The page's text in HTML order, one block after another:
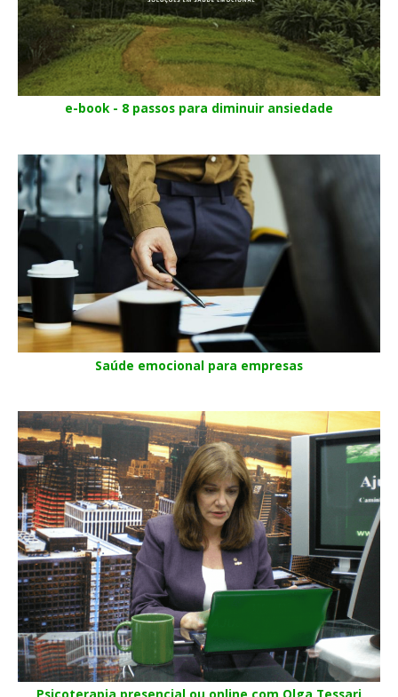
e-book - 8 passos para diminuir ansiedade
Saúde emocional para empresas